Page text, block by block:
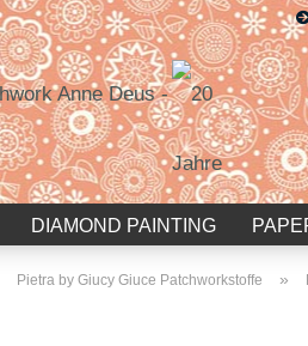
E-Mail
Passwort
DIAMOND PAINTING
Pietra by Giucy Giuce Patchworkstoffe »